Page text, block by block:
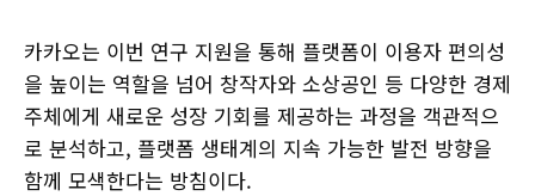
카카오는 이번 연구 지원을 통해 플랫폼이 이용자 편의성
을 높이는 역할을 넘어 창작자와 소상공인 등 다양한 경제
주체에게 새로운 성장 기회를 제공하는 과정을 객관적으
로 분석하고, 플랫폼 생태계의 지속 가능한 발전 방향을
함께 모색한다는 방침이다.